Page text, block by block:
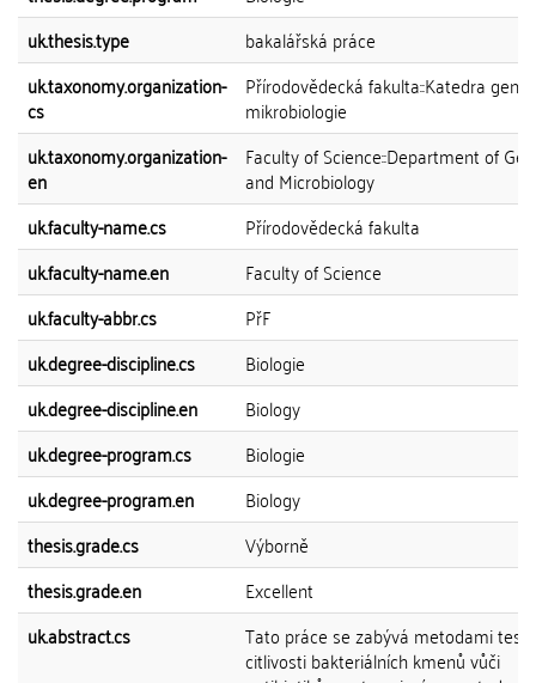
uk.thesis.type
bakalářská práce
uk.taxonomy.organization-
cs
Přírodovědecká fakulta::Katedra
mikrobiologie
uk.taxonomy.organization-
en
Faculty of Science::Department of
and Microbiology
uk.faculty-name.cs
Přírodovědecká fakulta
uk.faculty-name.en
Faculty of Science
uk.faculty-abbr.cs
PřF
uk.degree-discipline.cs
Biologie
uk.degree-discipline.en
Biology
uk.degree-program.cs
Biologie
uk.degree-program.en
Biology
thesis.grade.cs
Výborně
thesis.grade.en
Excellent
uk.abstract.cs
Tato práce se zabývá metodami
citlivosti bakteriálních kmenů vůči